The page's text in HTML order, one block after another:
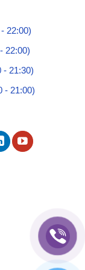
22:00)
22:00)
- 21:30)
- 21:00)